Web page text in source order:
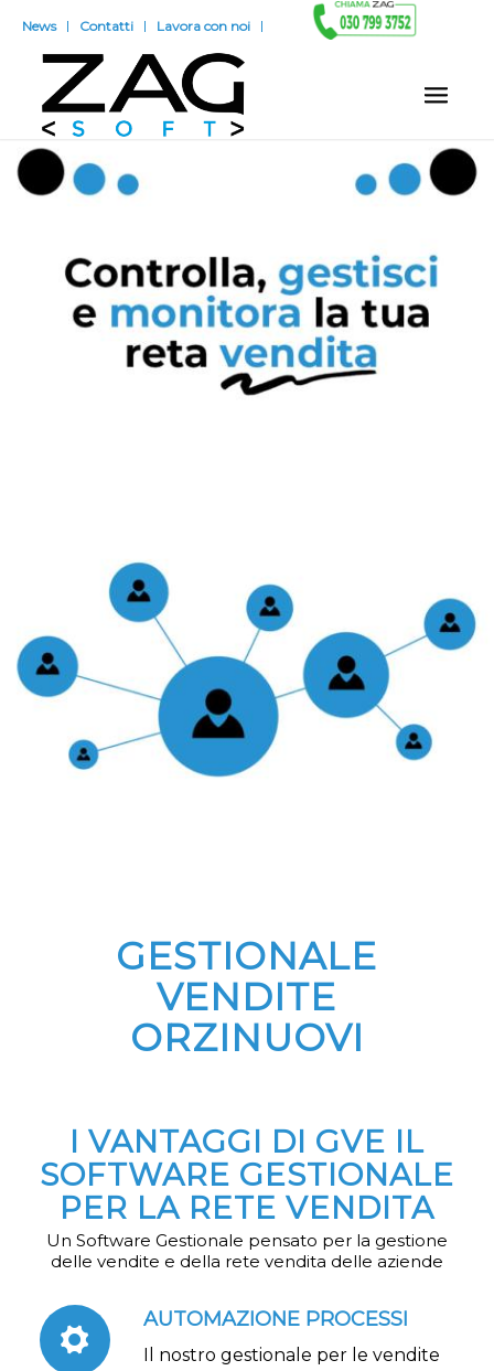
News Contatti Lavora con noi
GESTIONALE
VENDITE
ORZINUOVI
I VANTAGGI DI GVE IL
SOFTWARE GESTIONALE
PER LA RETE VENDITA
Un Software Gestionale pensato per la gestione
delle vendite e della rete vendita delle aziende
AUTOMAZIONE PROCESSI
Il nostro gestionale per le vendite